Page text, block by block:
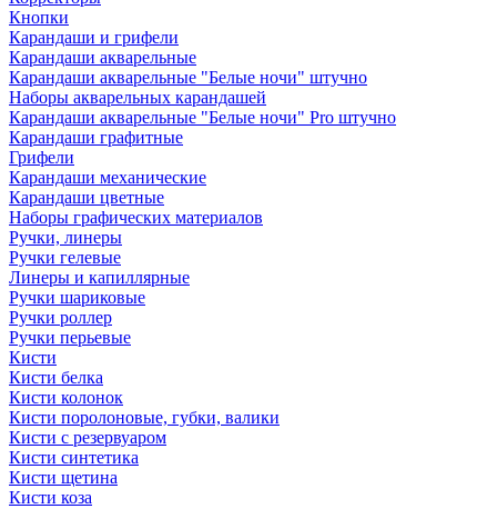
Кнопки
Карандаши и грифели
Карандаши акварельные
Карандаши акварельные "Белые ночи" штучно
Наборы акварельных карандашей
Карандаши акварельные "Белые ночи" Pro штучно
Карандаши графитные
Грифели
Карандаши механические
Карандаши цветные
Наборы графических материалов
Ручки, линеры
Ручки гелевые
Линеры и капиллярные
Ручки шариковые
Ручки роллер
Ручки перьевые
Кисти
Кисти белка
Кисти колонок
Кисти поролоновые, губки, валики
Кисти с резервуаром
Кисти синтетика
Кисти щетина
Кисти коза